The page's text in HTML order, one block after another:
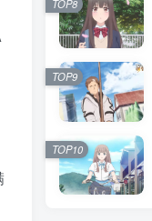
TOP8
TOP9
TOP10